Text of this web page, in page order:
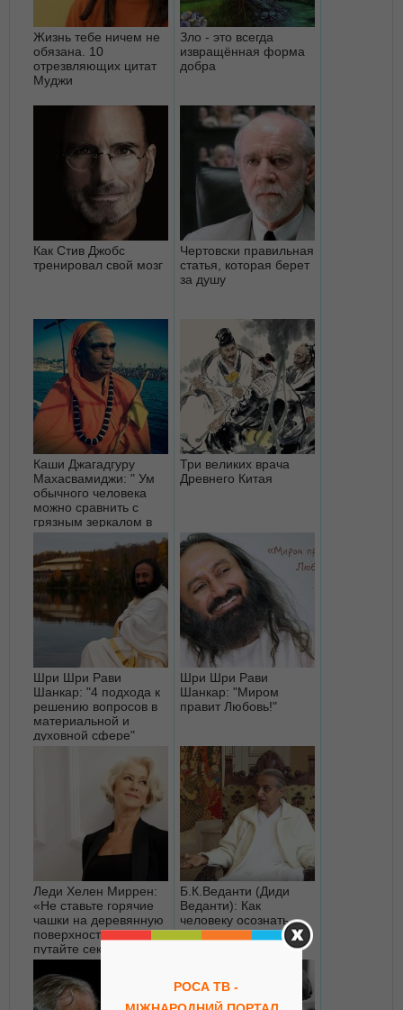
Жизнь тебе ничем не
обязана. 10
отрезвляющих цитат
Муджи
Зло - это всегда
извращённая форма
добра
Как Стив Джобс
тренировал свой мозг
Чертовски правильная
статья, которая берет
за душу
Каши Джагадгуру
Махасвамиджи: " Ум
обычного человека
можно сравнить с
грязным зеркалом в
дрожащ...
Три великих врача
Древнего Китая
Шри Шри Рави
Шанкар: "4 подхода к
решению вопросов в
материальной и
духовной сфере"
Шри Шри Рави
Шанкар: "Миром
правит Любовь!"
Леди Хелен Миррен:
«Не ставьте горячие
чашки на деревянную
поверхность, не
путайте секс и любовь
и н...
Б.К.Веданти (Диди
Веданти): Как
человеку осознать
свою духовную
РОСА ТВ -